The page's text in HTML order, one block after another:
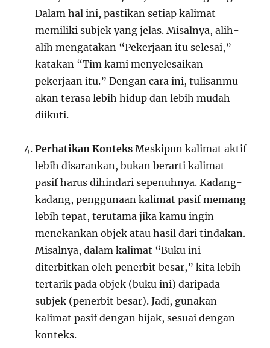
Dalam hal ini, pastikan setiap kalimat
memiliki subjek yang jelas. Misalnya, alih-
alih mengatakan “Pekerjaan itu selesai,”
katakan “Tim kami menyelesaikan
pekerjaan itu.” Dengan cara ini, tulisanmu
akan terasa lebih hidup dan lebih mudah
diikuti.
Perhatikan Konteks Meskipun kalimat aktif
lebih disarankan, bukan berarti kalimat
pasif harus dihindari sepenuhnya. Kadang-
kadang, penggunaan kalimat pasif memang
lebih tepat, terutama jika kamu ingin
menekankan objek atau hasil dari tindakan.
Misalnya, dalam kalimat “Buku ini
diterbitkan oleh penerbit besar,” kita lebih
tertarik pada objek (buku ini) daripada
subjek (penerbit besar). Jadi, gunakan
kalimat pasif dengan bijak, sesuai dengan
konteks.